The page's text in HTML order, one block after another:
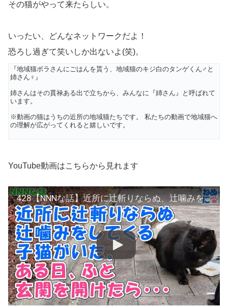
その猫がやって来たらしい。
いったい、どんなネットワークだよ！
恐ろし過ぎて笑いしか出ないよ(笑)。
『地域猫ボラさんにごはんを貰う、地域猫のキジ白のタンゲくん♂と
姉さん♀』
姉さんはその貫禄ある出で立ちから、みんなに『姉さん』と呼ばれて
います。
※動画の猫はうちの近所の地域猫たちです。 私たちの動画で地域猫へ
の理解が広がってくれると嬉しいです。
YouTube動画はこちらから見れます
428【NNNな話】近所に辻斬りならぬ、辻噛みをしてくる子猫がいた。ある日、ふと玄関を開けたら・・・